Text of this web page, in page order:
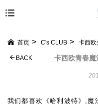
首页 C's CLUB 卡西欧
卡西欧青春
BACK
我们都喜欢《哈利波特》,魔